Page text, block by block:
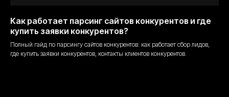
Как работает парсинг сайтов конкурентов и где
купить заявки конкурентов?
Полный гайд по парсингу сайтов конкурентов: как работает сбор лидов,
где купить заявки конкурентов, контакты клиентов конкурентов.